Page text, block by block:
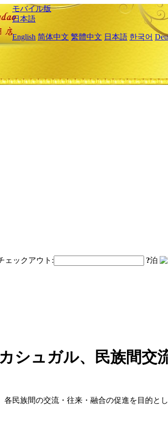
モバイル版
日本語
English 简体中文 繁體中文 日本語 한국어
ェックアウト: ?泊
シュガル、民族間
民族間の交流・往来・融合の促進を目的